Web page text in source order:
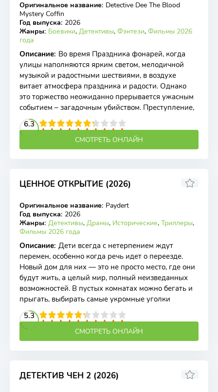
WEB-DL
Оригинальное название: Detective Dee The Blood
Mystery Coffin
Год выпуска: 2026
Жанры: Боевики, Детективы, Фэнтези, Фильмы 2026
года
Описание: Во время Праздника фонарей, когда
улицы наполняются ярким светом, мелодичной
музыкой и радостными шествиями, в воздухе
витает атмосфера праздника и радости. Однако
это торжество неожиданно прерывается ужасным
событием – загадочным убийством. Преступление,
6.3
4 5 6 7 8 9 10
СМОТРЕТЬ ОНЛАЙН
ЦЕННОЕ ОТКРЫТИЕ (2026)
WEB-DL
Оригинальное название: Paydert
Год выпуска: 2026
Жанры: Детективы, Драмы, Исторические, Триллеры,
Фильмы 2026 года
Описание: Дети всегда с нетерпением ждут
перемен, особенно когда речь идет о переезде.
Новый дом для них — это не просто место, где они
будут жить, а целый мир, полный неизведанных
возможностей. В пустых комнатах можно бегать и
прыгать, выбирать самые укромные уголки
5.3
4 5 6 7 8 9 10
СМОТРЕТЬ ОНЛАЙН
ДЕТЕКТИВ ЧЕН 2 (2026)